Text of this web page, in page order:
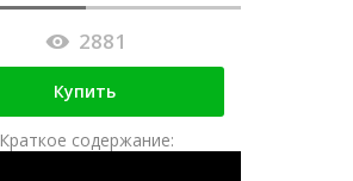
2881
Купить
Краткое содержание: